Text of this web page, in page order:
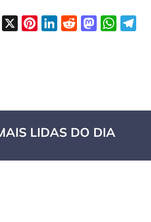
Facebook
X Pinterest
LinkedIn
Reddit
LIDAS DO DIA